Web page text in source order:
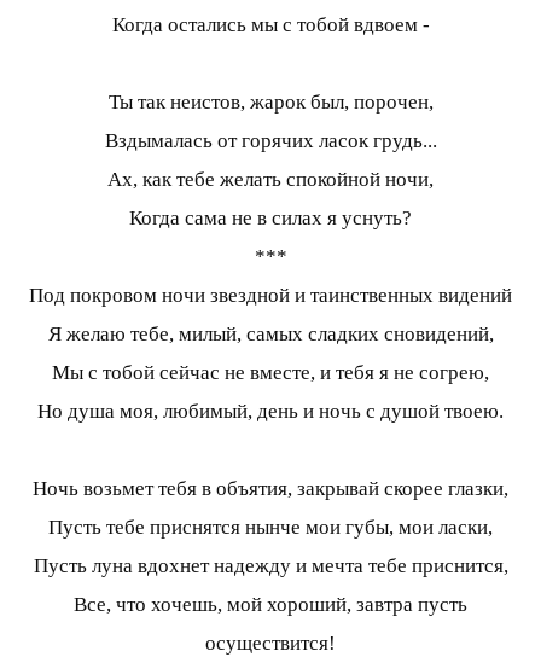
Когда остались мы с тобой вдвоем -
Ты так неистов, жарок был, порочен,
Вздымалась от горячих ласок грудь...
Ах, как тебе желать спокойной ночи,
Когда сама не в силах я уснуть?
***
Под покровом ночи звездной и таинственных видений
Я желаю тебе, милый, самых сладких сновидений,
Мы с тобой сейчас не вместе, и тебя я не согрею,
Но душа моя, любимый, день и ночь с душой твоею.
Ночь возьмет тебя в объятия, закрывай скорее глазки,
Пусть тебе приснятся нынче мои губы, мои ласки,
Пусть луна вдохнет надежду и мечта тебе приснится,
Все, что хочешь, мой хороший, завтра пусть
осуществится!